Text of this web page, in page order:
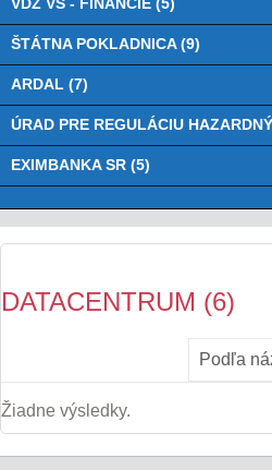
VDZ VS - FINANCIE (5)
ŠTÁTNA POKLADNICA (9)
ARDAL (7)
ÚRAD PRE REGULÁCIU
EXIMBANKA SR (5)
DATACENTRUM (6)
Žiadne výsledky.